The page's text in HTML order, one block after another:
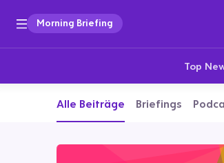
Morning Briefing
Top
Alle Beiträge Briefings